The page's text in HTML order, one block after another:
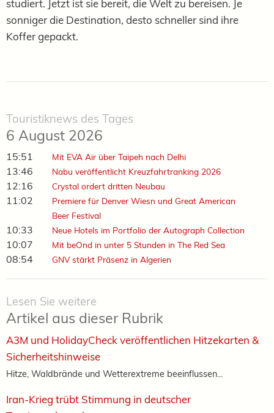
studiert. Jetzt ist sie bereit, die Welt zu bereisen. Je
sonniger die Destination, desto schneller sind ihre
Koffer gepackt.
Touristiknews des Tages
6 August 2026
15:51 Mit EVA Air über Taipeh nach Delhi
13:46 Nabu veröffentlicht Kreuzfahrtranking 2026
12:16 Crystal ordert dritten Neubau
11:02
Premiere für Denver Wiesn und Great American
Beer Festival
10:33 Neue Hotels im Portfolio der Autograph Collection
10:07 Mit beOnd in unter 5 Stunden in The Red Sea
08:54 GNV stärkt Präsenz in Algerien
Lesen Sie weitere
Artikel aus dieser Rubrik
A3M und HolidayCheck veröffentlichen Hitzekarten &
Sicherheitshinweise
Hitze, Waldbrände und Wetterextreme beeinflussen...
Iran-Krieg trübt Stimmung in deutscher